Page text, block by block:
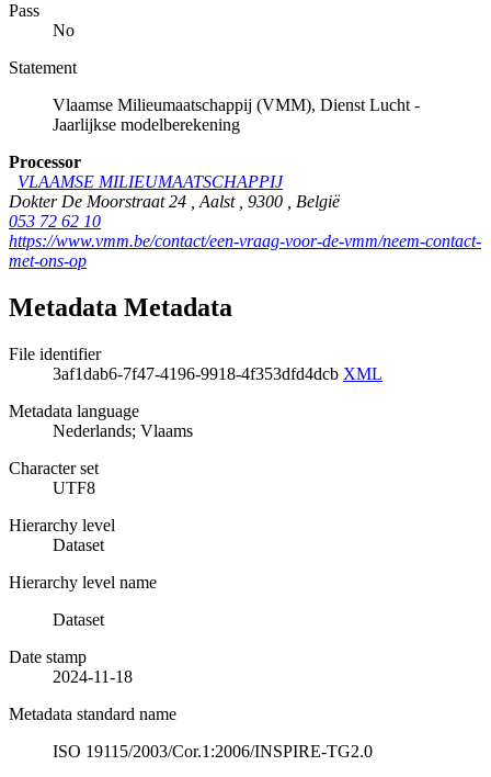
Pass
No
Statement
Vlaamse Milieumaatschappij (VMM), Dienst Lucht -
Jaarlijkse modelberekening
Processor
VLAAMSE MILIEUMAATSCHAPPIJ
Dokter De Moorstraat 24
Aalst 9300
België
053 72 62 10
https://www.vmm.be/contact/een-vraag-voor-de-vmm/neem-contact-
met-ons-op
Metadata Metadata
File identifier
3af1dab6-7f47-4196-9918-4f353dfd4dcb XML
Metadata language
Nederlands; Vlaams
Character set
UTF8
Hierarchy level
Dataset
Hierarchy level name
Dataset
Date stamp
2024-11-18
Metadata standard name
ISO 19115/2003/Cor.1:2006/INSPIRE-TG2.0